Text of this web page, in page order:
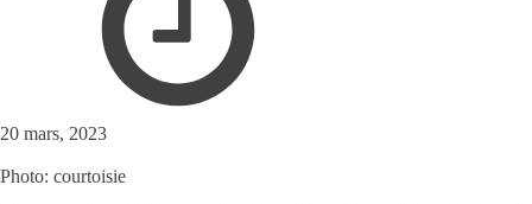
20 mars, 2023
Photo: courtoisie